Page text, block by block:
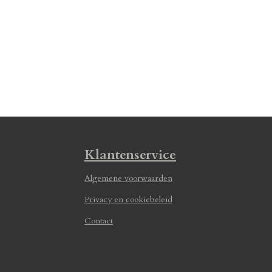
Klantenservice
Algemene voorwaarden
Privacy en cookiebeleid
Contact